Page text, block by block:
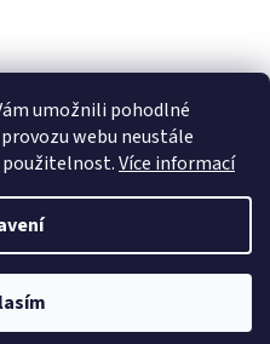
umožnili pohodlné
webu neustále
použitelnost.Více informací
Shoptet
s.r.o.